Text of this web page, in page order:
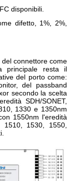
disponibili.
difetto, 1%, 2%,
connettore come
principale resta il
del porto come:
del passband
secondo la scelta
SDH/SONET,
1330 e 1350nm
1550nm l'eredità
1510, 1530, 1550,